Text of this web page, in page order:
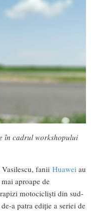
în cadrul workshopului
fanii Huawei au
aproape de
motocicliști din sud-
de-a patra ediție a seriei de